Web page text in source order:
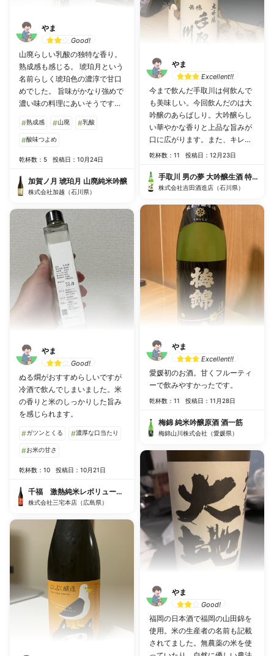
やま
Good!
山廃らしい乳酸の独特な香り。
熟成感も感じる。 琥珀月という
名前らしく琥珀色の濃淳で甘口
めでした。 旨味がかなり強めで
濃い味の料理にあいそうです。
味しく飲めそうです。これから
の鍋の時期にいいですね！
#熟成感 #山廃 #乳酸
#酸味つよめ
乾杯数：5 投稿日：10月24日
加賀ノ月 琥珀月 山廃純米吟醸
株式会社加越（石川県）
やま
Good!
ぬる燗がおすすめらしいですが
冷酒で飲んでしまいました。米
の香りと米のしっかりした旨み
を感じられます。
#ガツンとくる #濃厚な口当たり
#お米の甘さ
乾杯数：10 投稿日：10月21日
千福 激熱純米レボリューション
株式会社三宅本店（広島県）
やま
Excellent!!
今まで飲んだ手取川は何飲んで
も美味しい。今回飲んだのは大
吟醸のあらばしり。大吟醸らし
い華やかな香りと上品な旨みが
口に広がります。また、キレが
いいのでくどくないので非常に
コスパ最高です！おすすめ！
乾杯数：11 投稿日：12月23日
手取川 男の夢 大吟醸生酒 特醸あ
株式会社吉田酒造店（石川県）
やま
Excellent!!
愛媛初のお酒。甘くフルーティ
ーで飲みやすかったです。
乾杯数：11 投稿日：11月28日
梅錦 純米吟醸原酒 酒一筋
梅錦山川株式会社（愛媛県）
やま
Good!
福岡の日本酒で福岡の山田錦を
使用。米の生産者の名前も記載
されてました。無農薬の米を使